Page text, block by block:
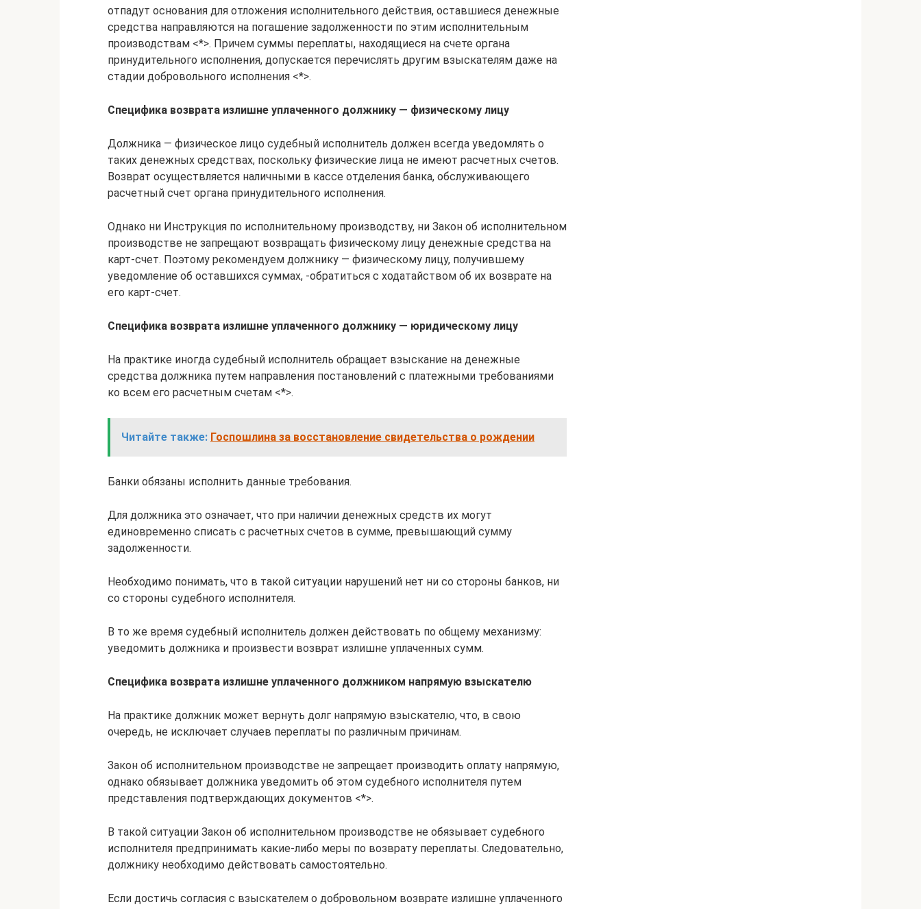
отпадут основания для отложения исполнительного действия, оставшиеся денежные
средства направляются на погашение задолженности по этим исполнительным
производствам <*>. Причем суммы переплаты, находящиеся на счете органа
принудительного исполнения, допускается перечислять другим взыскателям даже на
стадии добровольного исполнения <*>.
Специфика возврата излишне уплаченного должнику — физическому лицу
Должника — физическое лицо судебный исполнитель должен всегда уведомлять о
таких денежных средствах, поскольку физические лица не имеют расчетных счетов.
Возврат осуществляется наличными в кассе отделения банка, обслуживающего
расчетный счет органа принудительного исполнения.
Однако ни Инструкция по исполнительному производству, ни Закон об исполнительном
производстве не запрещают возвращать физическому лицу денежные средства на
карт-счет. Поэтому рекомендуем должнику — физическому лицу, получившему
уведомление об оставшихся суммах, -обратиться с ходатайством об их возврате на
его карт-счет.
Специфика возврата излишне уплаченного должнику — юридическому лицу
На практике иногда судебный исполнитель обращает взыскание на денежные
средства должника путем направления постановлений с платежными требованиями
ко всем его расчетным счетам <*>.
Читайте также: Госпошлина за восстановление свидетельства о рождении
Банки обязаны исполнить данные требования.
Для должника это означает, что при наличии денежных средств их могут
единовременно списать с расчетных счетов в сумме, превышающий сумму
задолженности.
Необходимо понимать, что в такой ситуации нарушений нет ни со стороны банков, ни
со стороны судебного исполнителя.
В то же время судебный исполнитель должен действовать по общему механизму:
уведомить должника и произвести возврат излишне уплаченных сумм.
Специфика возврата излишне уплаченного должником напрямую взыскателю
На практике должник может вернуть долг напрямую взыскателю, что, в свою
очередь, не исключает случаев переплаты по различным причинам.
Закон об исполнительном производстве не запрещает производить оплату напрямую,
однако обязывает должника уведомить об этом судебного исполнителя путем
представления подтверждающих документов <*>.
В такой ситуации Закон об исполнительном производстве не обязывает судебного
исполнителя предпринимать какие-либо меры по возврату переплаты. Следовательно,
должнику необходимо действовать самостоятельно.
Если достичь согласия с взыскателем о добровольном возврате излишне уплаченного